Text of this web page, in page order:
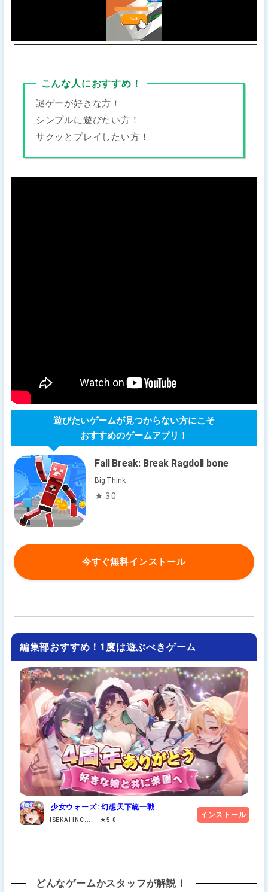
こんな人におすすめ！
謎ゲーが好きな方！
シンプルに遊びたい方！
サクッとプレイしたい方！
遊びたいゲームが見つからない方にこそ
おすすめのゲームアプリ！
Fall Break: Break Ragdoll bone
Big Think
★ 3.0
今すぐ無料インストール
編集部おすすめ！1度は遊ぶべきゲーム
少女ウォーズ: 幻想天下統一戦
ISEKAI INC.... ★5.0
インストール
どんなゲームかスタッフが解説！